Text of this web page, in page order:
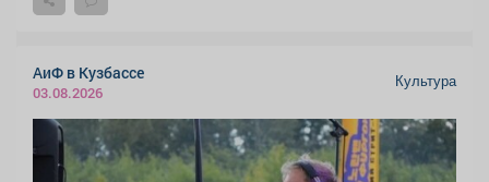
АиФ в Кузбассе
03.08.2026
Культура